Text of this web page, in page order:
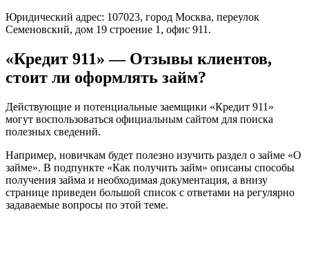
Юридический адрес: 107023, город Москва, переулок
Семеновский, дом 19 строение 1, офис 911.
«Кредит 911» — Отзывы клиентов,
стоит ли оформлять займ?
Действующие и потенциальные заемщики «Кредит 911»
могут воспользоваться официальным сайтом для поиска
полезных сведений.
Например, новичкам будет полезно изучить раздел о займе «О
займе». В подпункте «Как получить займ» описаны способы
получения займа и необходимая документация, а внизу
странице приведен большой список с ответами на регулярно
задаваемые вопросы по этой теме.